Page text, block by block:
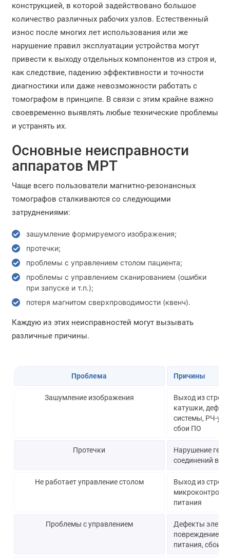
Ремонт УЗИ
конструкцией, в которой задействовано большое
количество различных рабочих узлов. Естественный
износ после многих лет использования или же
нарушение правил эксплуатации устройства могут
привести к выходу отдельных компонентов из строя и,
как следствие, падению эффективности и точности
диагностики или даже невозможности работать с
томографом в принципе. В связи с этим крайне важно
своевременно выявлять любые технические проблемы
и устранять их.
Основные неисправности
аппаратов МРТ
Чаще всего пользователи магнитно-резонансных
томографов сталкиваются со следующими
затруднениями:
зашумление формируемого изображения;
протечки;
проблемы с управлением столом пациента;
проблемы с управлением сканированием (ошибки
при запуске и т.п.);
потеря магнитом сверхпроводимости (квенч).
Каждую из этих неисправностей могут вызывать
различные причины.
Проблема Причины
Зашумление изображения
Выход из строя
катушки,
системы, РЧ-
сбои ПО
Протечки
Нарушение
соединений в
Не работает управление столом
Выход из строя
питания
Проблемы с управлением
Дефекты
повреждение
питания, сбои